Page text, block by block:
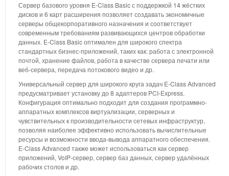
Сервер базового уровня E-Class Basic с поддержкой 14 жёстких
дисков и 6 карт расширения позволяет создавать экономичные
серверы общекорпоративного назначения и соответствует
современным требованиям развивающихся центров обработки
данных. E-Class Basic оптимален для широкого спектра
стандартных бизнес-приложений, таких как: работа с электронной
почтой, хранение файлов, работа в качестве сервера печати или
веб-сервера, передача потокового видео и др.
Универсальный сервер для широкого круга задач E-Class Advanced
предусматривает установку до 8 адаптеров PCI-Express.
Конфигурация оптимально подходит для создания программно-
аппаратных комплексов виртуализации, серверных и
чувствительных к производительности сетевых инфраструктур,
позволяя наиболее эффективно использовать вычислительные
ресурсы и возможности ввода-вывода аппаратного обеспечения.
E-Class Advanced также может использоваться как сервер
приложений, VoIP-сервер, сервер баз данных, сервер удалённых
рабочих столов и др.